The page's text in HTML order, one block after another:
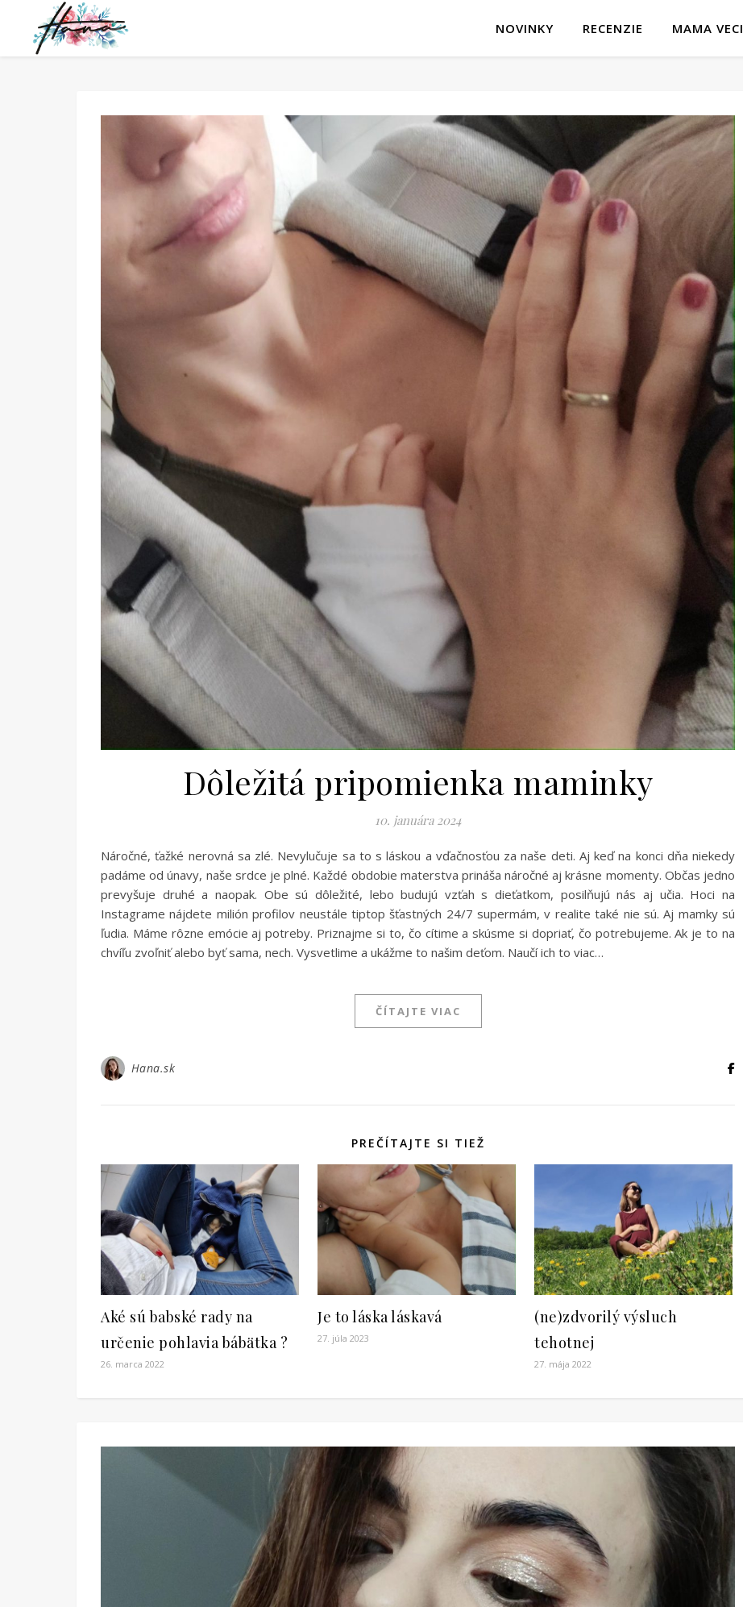
NOVINKY RECENZIE MAMA VECI
Dôležitá pripomienka maminky
10. januára 2024
Náročné, ťažké nerovná sa zlé. Nevylučuje sa to s láskou a vďačnosťou za naše deti. Aj keď na konci dňa niekedy
padáme od únavy, naše srdce je plné. Každé obdobie materstva prináša náročné aj krásne momenty. Občas jedno
prevyšuje druhé a naopak. Obe sú dôležité, lebo budujú vzťah s dieťatkom, posilňujú nás aj učia. Hoci na
Instagrame nájdete milión profilov neustále tiptop šťastných 24/7 supermám, v realite také nie sú. Aj mamky sú
ľudia. Máme rôzne emócie aj potreby. Priznajme si to, čo cítime a skúsme si dopriať, čo potrebujeme. Ak je to na
chvíľu zvoľniť alebo byť sama, nech. Vysvetlime a ukážme to našim deťom. Naučí ich to viac…
ČÍTAJTE VIAC
Hana.sk
PREČÍTAJTE SI TIEŽ
Aké sú babské rady na
určenie pohlavia bábätka ?
26. marca 2022
Je to láska láskavá
27. júla 2023
(ne)zdvorilý výsluch
tehotnej
27. mája 2022